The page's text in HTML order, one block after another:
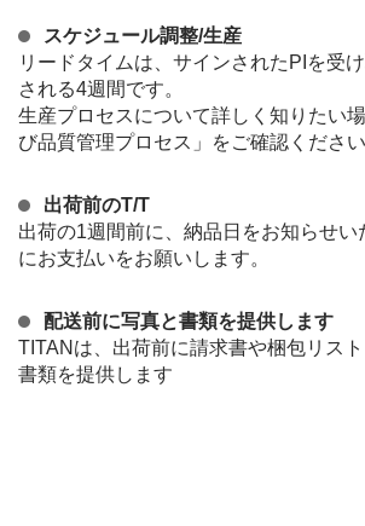
スケジュール調整/生産
リードタイムは、サインされたPIを受
される4週間です。
生産プロセスについて詳しく知りたい
び品質管理プロセス」をご確認ください
出荷前のT/T
出荷の1週間前に、納品日をお知らせい
にお支払いをお願いします。
配送前に写真と書類を提供します
TITANは、出荷前に請求書や梱包リス
書類を提供します